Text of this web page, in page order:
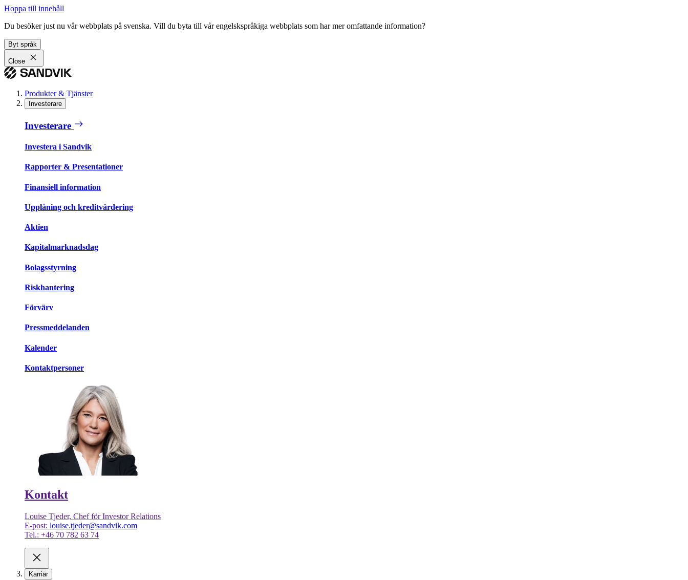
Hoppa till innehåll
Du besöker just nu vår webbplats på svenska. Vill du byta till vår engelskspråkiga webbplats som har mer omfattande information?
Byt språk
Close
Produkter & Tjänster
Investerare
Investerare
Investera i Sandvik
Rapporter & Presentationer
Finansiell information
Upplåning och kreditvärdering
Aktien
Kapitalmarknadsdag
Bolagsstyrning
Riskhantering
Förvärv
Pressmeddelanden
Kalender
Kontaktpersoner
Kontakt
Louise Tjeder, Chef för Investor Relations
E-post: louise.tjeder@sandvik.com
Tel.: +46 70 782 63 74
Karriär